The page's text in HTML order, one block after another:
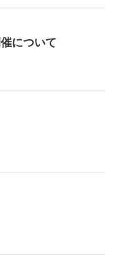
について